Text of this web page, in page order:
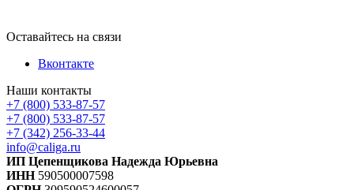
Оставайтесь на связи
Вконтакте
Наши контакты
+7 (800) 533-87-57
+7 (800) 533-87-57
+7 (342) 256-33-44
info@caliga.ru
ИП Цепенщикова Надежда Юрьевна
ИНН 590500007598